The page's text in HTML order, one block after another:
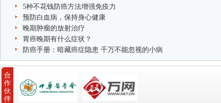
5种不花钱防癌方法增强免疫力
预防白血病，保持身心健康
晚期肿瘤的放射治疗
胃癌晚期有什么症状？
防癌手册：暗藏癌症隐患 千万不能忽视的小病
合
作
伙
伴